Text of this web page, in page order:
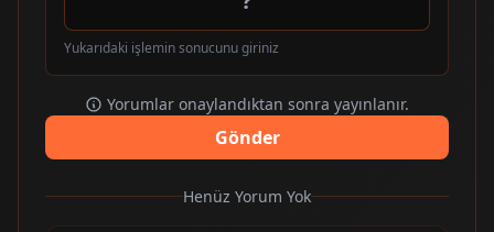
Yukarıdaki işlemin sonucunu giriniz
Yorumlar onaylandıktan sonra yayınlanır.
Gönder
Henüz Yorum Yok